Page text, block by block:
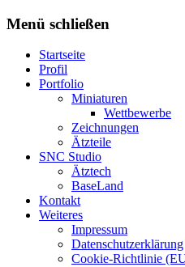
Zum
springen
Menü schließen
Startseite
Profil
Portfolio
Miniaturen
Wettbewerbe
Zeichnungen
Ätzteile
SNC Studio
Ätztech
BaseLand
Kontakt
Weiteres
Impressum
Datenschutzerklärung
Cookie-Richtlinie